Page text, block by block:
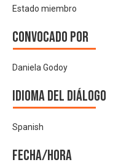
Estado miembro
Convocado por
Daniela Godoy
Idioma del Diálogo
Spanish
Fecha/hora